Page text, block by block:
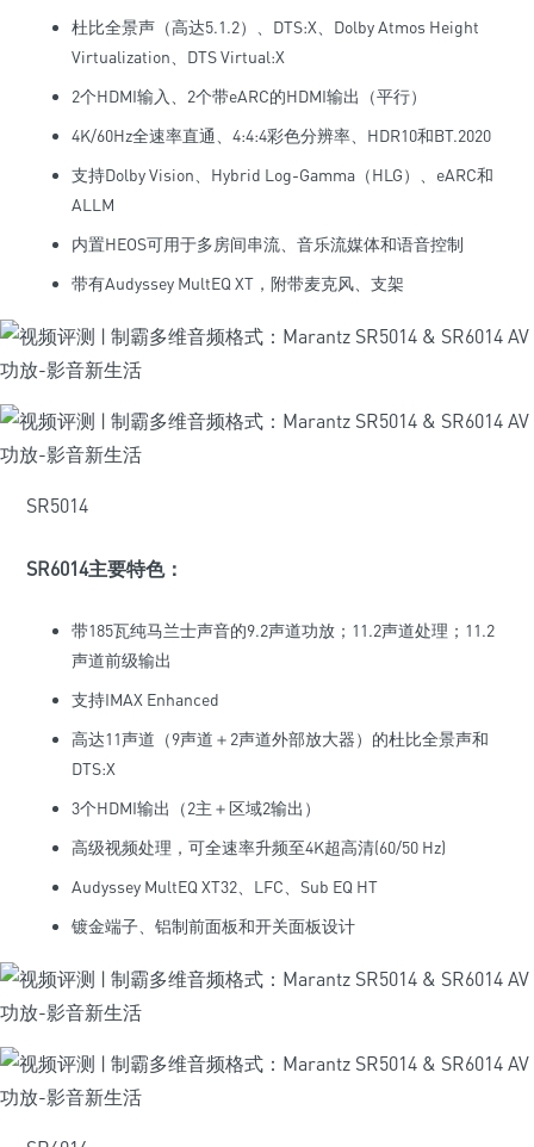
杜比全景声（高达5.1.2）、DTS:X、Dolby Atmos Height
Virtualization、DTS Virtual:X
2个HDMI输入、2个带eARC的HDMI输出（平行）
4K/60Hz全速率直通、4:4:4彩色分辨率、HDR10和BT.2020
支持Dolby Vision、Hybrid Log-Gamma（HLG）、eARC和
ALLM
内置HEOS可用于多房间串流、音乐流媒体和语音控制
带有Audyssey MultEQ XT，附带麦克风、支架
SR5014
SR6014主要特色：
带185瓦纯马兰士声音的9.2声道功放；11.2声道处理；11.2
声道前级输出
支持IMAX Enhanced
高达11声道（9声道＋2声道外部放大器）的杜比全景声和
DTS:X
3个HDMI输出（2主＋区域2输出）
高级视频处理，可全速率升频至4K超高清(60/50 Hz)
Audyssey MultEQ XT32、LFC、Sub EQ HT
镀金端子、铝制前面板和开关面板设计